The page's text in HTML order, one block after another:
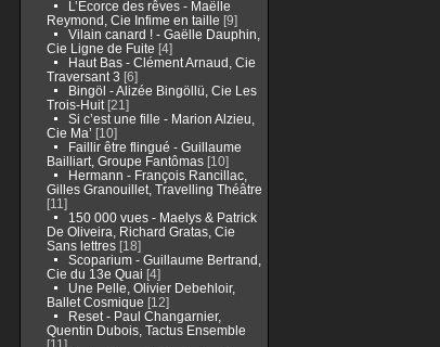
L’Ecorce des rêves - Maëlle
Reymond, Cie Infime en taille [9]
Vilain canard ! - Gaëlle Dauphin,
Cie Ligne de Fuite [4]
Haut Bas - Clément Arnaud, Cie
Traversant 3 [6]
Bingöl - Alizée Bingöllü, Cie Les
Trois-Huit[21]
Si c’est une fille - Marion Alzieu,
Cie Ma’ [10]
Faillir être flingué - Guillaume
Bailliart, Groupe Fantômas[10]
Hermann - François Rancillac,
Gilles Granouillet, Travelling Théâtre
[11]
150 000 vues - Maelys & Patrick
De Oliveira, Richard Gratas, Cie
Sans lettres[18]
Scoparium - Guillaume Bertrand,
Cie du 13e Quai [4]
Une Pelle, Olivier Debehloir,
Ballet Cosmique [12]
Reset - Paul Changarnier,
Quentin Dubois, Tactus Ensemble